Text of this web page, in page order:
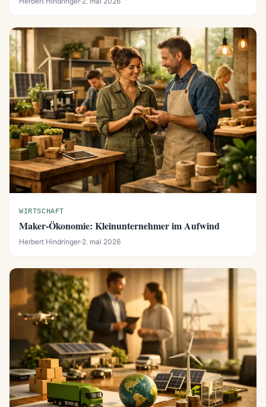
WIRTSCHAFT
Maker-Ökonomie: Kleinunternehmer im Aufwind
Herbert Hindringer·2. mai 2026